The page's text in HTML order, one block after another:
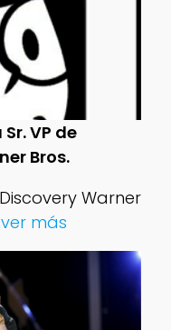
VP de
Bros.
Warner
más